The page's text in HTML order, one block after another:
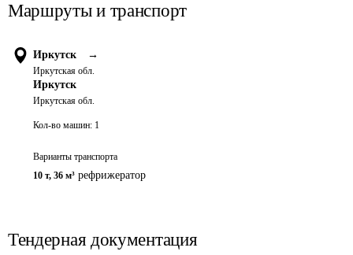
Маршруты и транспорт
Иркутск →
Иркутская обл.
Иркутск
Иркутская обл.
Кол-во машин: 1
Варианты транспорта
10 т, 36 м³ рефрижератор
Тендерная документация